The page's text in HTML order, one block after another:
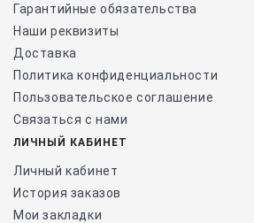
Гарантийные обязательства
Наши реквизиты
Доставка
Политика конфиденциальности
Пользовательское соглашение
Связаться с нами
ЛИЧНЫЙ КАБИНЕТ
Личный кабинет
История заказов
Мои закладки